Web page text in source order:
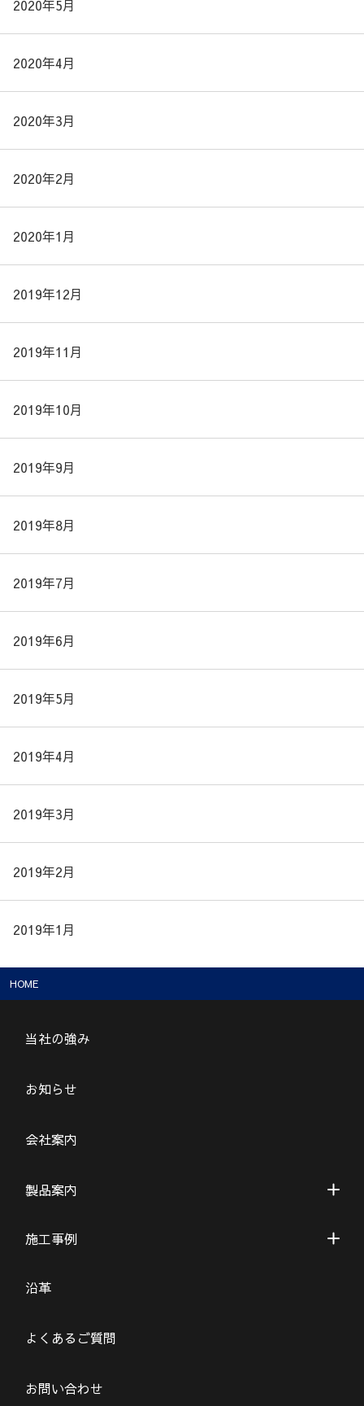
2020年5月
2020年4月
2020年3月
2020年2月
2020年1月
2019年12月
2019年11月
2019年10月
2019年9月
2019年8月
2019年7月
2019年6月
2019年5月
2019年4月
2019年3月
2019年2月
2019年1月
HOME
当社の強み
お知らせ
会社案内
製品案内
施工事例
沿革
よくあるご質問
お問い合わせ